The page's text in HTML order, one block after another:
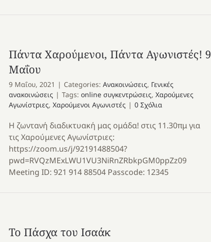
Πάντα Χαρούμενοι, Πάντα Αγωνιστές! 9
Μαΐου
9 Μαΐου, 2021 | Categories: Ανακοινώσεις, Γενικές
ανακοινώσεις | Tags: online συγκεντρώσεις, Χαρούμενες
Αγωνίστριες, Χαρούμενοι Αγωνιστές | 0 Σχόλια
Η ζωντανή διαδικτυακή μας ομάδα! στις 11.30πμ για
τις Χαρούμενες Αγωνίστριες:
https://zoom.us/j/92191488504?
pwd=RVQzMExLWU1VU3NiRnZRbkpGM0ppZz09
Meeting ID: 921 914 88504 Passcode: 12345
Το Πάσχα του Ισαάκ